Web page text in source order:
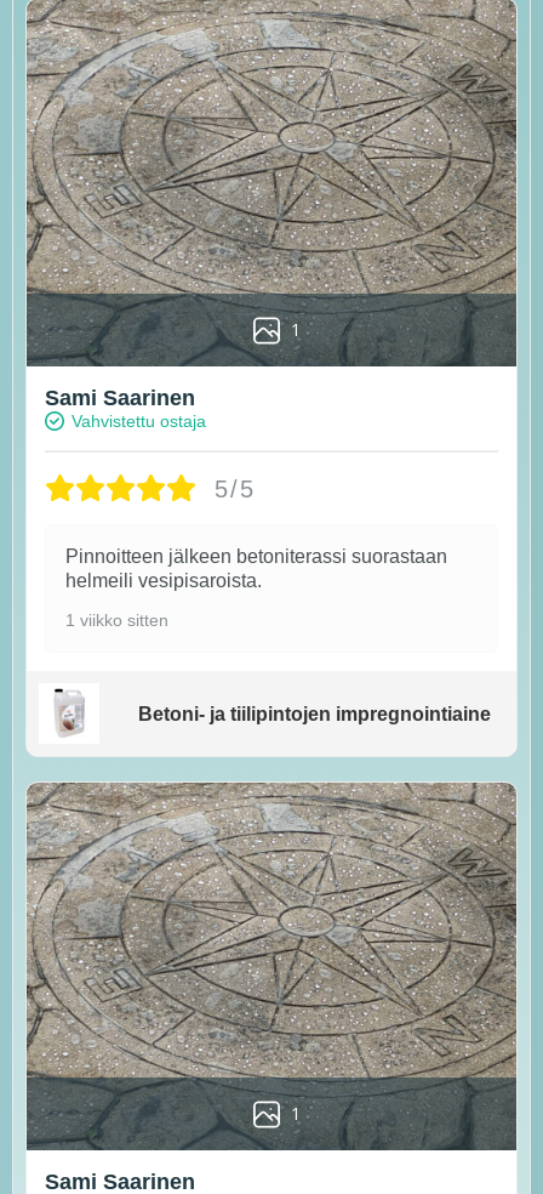
1
Sami Saarinen
Vahvistettu ostaja
5/5
Pinnoitteen jälkeen betoniterassi suorastaan
helmeili vesipisaroista.
1 viikko sitten
Betoni- ja tiilipintojen impregnointiaine
1
Sami Saarinen